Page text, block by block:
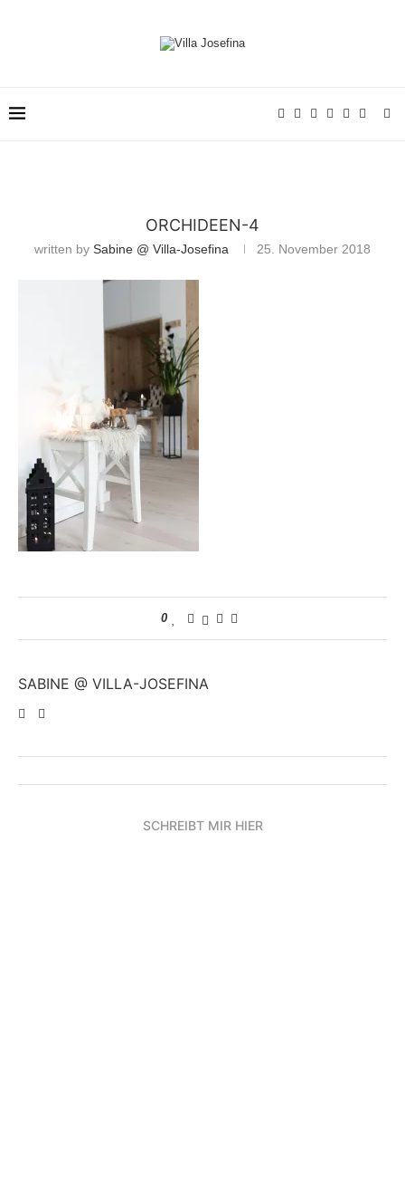
ORCHIDEEN-4
written by Sabine @ Villa-Josefina 25. November 2018
0
SABINE @ VILLA-JOSEFINA
SCHREIBT MIR HIER